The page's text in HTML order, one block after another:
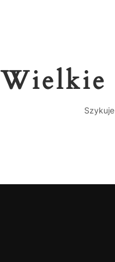
Wielkie